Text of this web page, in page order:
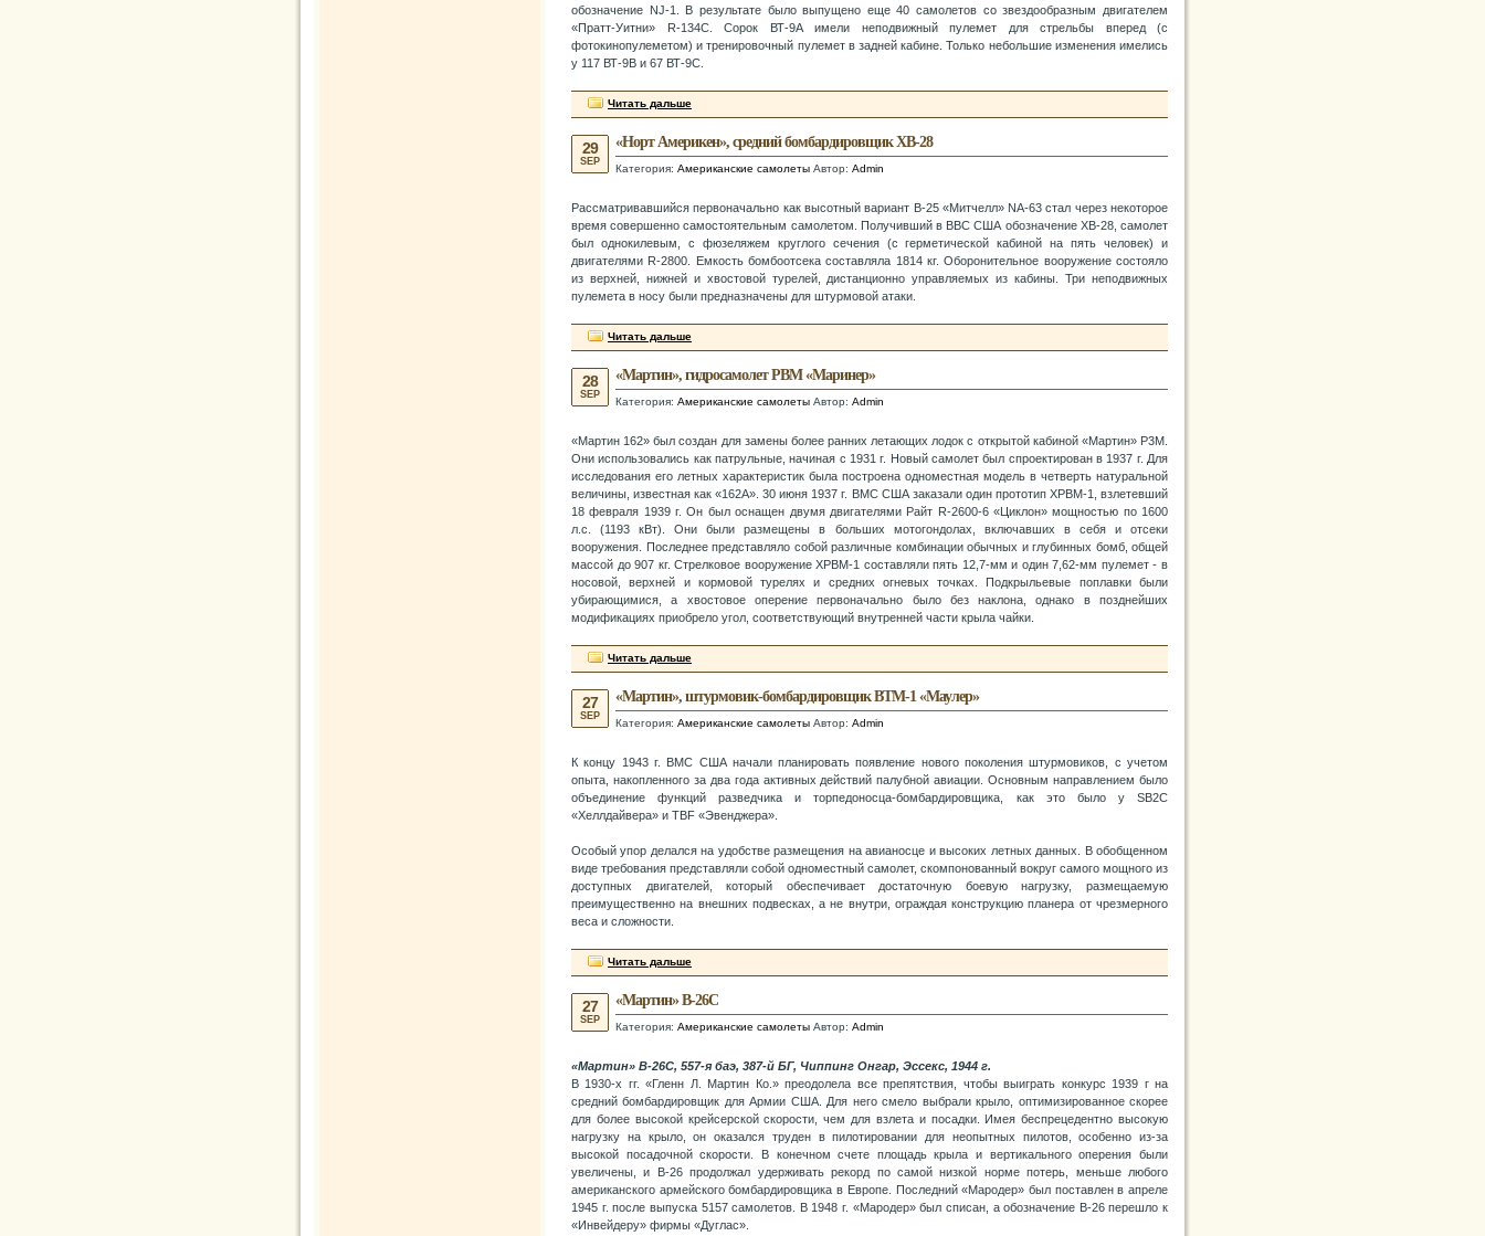
обозначение NJ-1. В результате было выпущено еще 40 самолетов со звездообразным двигателем
«Пратт-Уитни» R-134C. Сорок ВТ-9А имели неподвижный пулемет для стрельбы вперед (с
фотокинопулеметом) и тренировочный пулемет в задней кабине. Только небольшие изменения имелись
у 117 ВТ-9В и 67 ВТ-9С.
Читать дальше
«Норт Америкен», средний бомбардировщик XB-28
Категория: Американские самолеты Автор: Admin
29
SEP
Рассматривавшийся первоначально как высотный вариант В-25 «Митчелл» NA-63 стал через некоторое
время совершенно самостоятельным самолетом. Получивший в ВВС США обозначение ХВ-28, самолет
был однокилевым, с фюзеляжем круглого сечения (с герметической кабиной на пять человек) и
двигателями R-2800. Емкость бомбоотсека составляла 1814 кг. Оборонительное вооружение состояло
из верхней, нижней и хвостовой турелей, дистанционно управляемых из кабины. Три неподвижных
пулемета в носу были предназначены для штурмовой атаки.
Читать дальше
«Мартин», гидросамолет РВМ «Маринер»
Категория: Американские самолеты Автор: Admin
28
SEP
«Мартин 162» был создан для замены более ранних летающих лодок с открытой кабиной «Мартин» Р3М.
Они использовались как патрульные, начиная с 1931 г. Новый самолет был спроектирован в 1937 г. Для
исследования его летных характеристик была построена одноместная модель в четверть натуральной
величины, известная как «162А». 30 июня 1937 г. ВМС США заказали один прототип ХРВМ-1, взлетевший
18 февраля 1939 г. Он был оснащен двумя двигателями Райт R-2600-6 «Циклон» мощностью по 1600
л.с. (1193 кВт). Они были размещены в больших мотогондолах, включавших в себя и отсеки
вооружения. Последнее представляло собой различные комбинации обычных и глубинных бомб, общей
массой до 907 кг. Стрелковое вооружение ХРВМ-1 составляли пять 12,7-мм и один 7,62-мм пулемет - в
носовой, верхней и кормовой турелях и средних огневых точках. Подкрыльевые поплавки были
убирающимися, а хвостовое оперение первоначально было без наклона, однако в позднейших
модификациях приобрело угол, соответствующий внутренней части крыла чайки.
Читать дальше
«Мартин», штурмовик-бомбардировщик ВТМ-1 «Маулер»
Категория: Американские самолеты Автор: Admin
27
SEP
К концу 1943 г. ВМС США начали планировать появление нового поколения штурмовиков, с учетом
опыта, накопленного за два года активных действий палубной авиации. Основным направлением было
объединение функций разведчика и торпедоносца-бомбардировщика, как это было у SB2C
«Хеллдайвера» и TBF «Эвенджера».
Особый упор делался на удобстве размещения на авианосце и высоких летных данных. В обобщенном
виде требования представляли собой одноместный самолет, скомпонованный вокруг самого мощного из
доступных двигателей, который обеспечивает достаточную боевую нагрузку, размещаемую
преимущественно на внешних подвесках, а не внутри, ограждая конструкцию планера от чрезмерного
веса и сложности.
Читать дальше
«Мартин» В-26С
Категория: Американские самолеты Автор: Admin
27
SEP
«Мартин» В-26С, 557-я баэ, 387-й БГ, Чиппинг Онгар, Эссекс, 1944 г.
В 1930-х гг. «Гленн Л. Мартин Ко.» преодолела все препятствия, чтобы выиграть конкурс 1939 г на
средний бомбардировщик для Армии США. Для него смело выбрали крыло, оптимизированное скорее
для более высокой крейсерской скорости, чем для взлета и посадки. Имея беспрецедентно высокую
нагрузку на крыло, он оказался труден в пилотировании для неопытных пилотов, особенно из-за
высокой посадочной скорости. В конечном счете площадь крыла и вертикального оперения были
увеличены, и В-26 продолжал удерживать рекорд по самой низкой норме потерь, меньше любого
американского армейского бомбардировщика в Европе. Последний «Мародер» был поставлен в апреле
1945 г. после выпуска 5157 самолетов. В 1948 г. «Мародер» был списан, а обозначение В-26 перешло к
«Инвейдеру» фирмы «Дуглас».